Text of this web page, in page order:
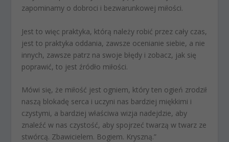
zapominamy o dobroci i bezwarunkowej miłości.
Jest to więc praktyka, którą należy robić przez cały czas,
jest to praktyka oddania, zawsze ocenianie siebie, a nie
innych, zawsze patrz na swoje błędy i zobacz, jak się
poprawić, to jest źródło miłości.
Mówi się, że miłość jest ogniem, który ten ogień zrodził
naszą blokadę serca i uczyni nas bardziej miękkimi i
czystymi, a bardziej właściwa wizja nadejdzie, aby
znaleźć w nas czystość, aby spojrzeć twarzą w twarz ze
stwórcą. Zbawicielem. Bogiem. Kryszną.”